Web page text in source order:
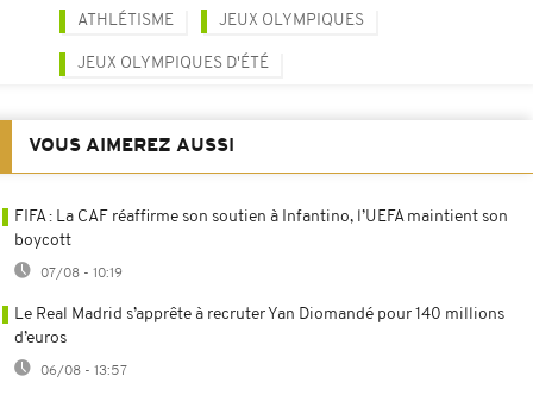
ATHLÉTISME JEUX OLYMPIQUES
JEUX OLYMPIQUES D'ÉTÉ
VOUS AIMEREZ AUSSI
FIFA : La CAF réaffirme son soutien à Infantino, l’UEFA maintient son
boycott
07/08 - 10:19
Le Real Madrid s’apprête à recruter Yan Diomandé pour 140 millions
d’euros
06/08 - 13:57